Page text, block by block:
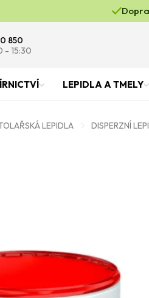
850
- 15:30
LEPIDLA A TMELY
LEPIDLA DISPERZNÍ